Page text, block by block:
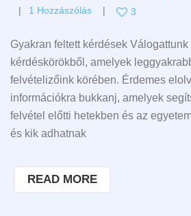
1 Hozzászólás
3
Gyakran feltett kérdések
kérdéskörökből, amelyek
felvételizőink körében. Érdemes
információkra bukkanj, amelyek
felvétel előtti hetekben és az
és kik adhatnak
READ MORE